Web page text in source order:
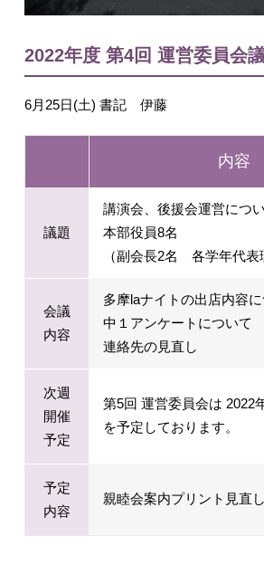
2022年度 第4回 運営委員会
6月25日(土) 書記 伊藤
内容
議題
講演会、後援会運営につ
本部役員8名
（副会長2名 各学年代表
会議
内容
多摩laナイトの出店内容
中１アンケートについて
連絡先の見直し
次週
開催
予定
第5回 運営委員会は 2022
を予定しております。
予定
内容
親睦会案内プリント見直